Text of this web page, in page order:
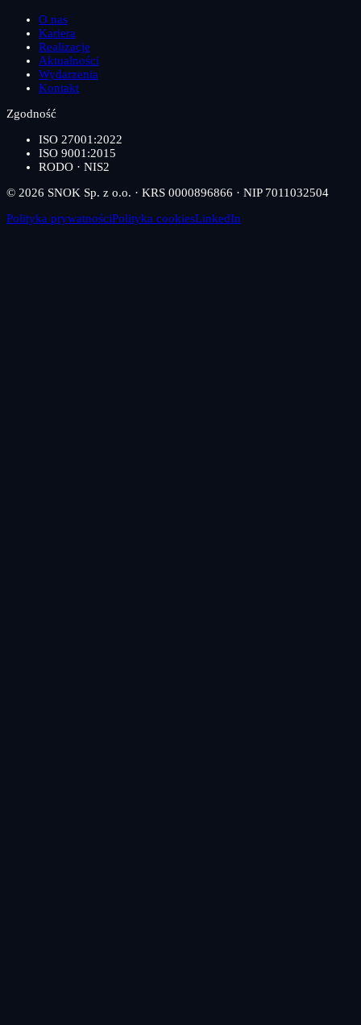
O nas
Kariera
Realizacje
Aktualności
Wydarzenia
Kontakt
Zgodność
ISO 27001:2022
ISO 9001:2015
RODO · NIS2
© 2026 SNOK Sp. z o.o. · KRS 0000896866 · NIP 7011032504
Polityka prywatnościPolityka cookiesLinkedIn